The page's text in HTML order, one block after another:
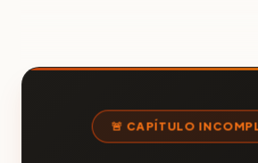
🚨 CAPÍTULO